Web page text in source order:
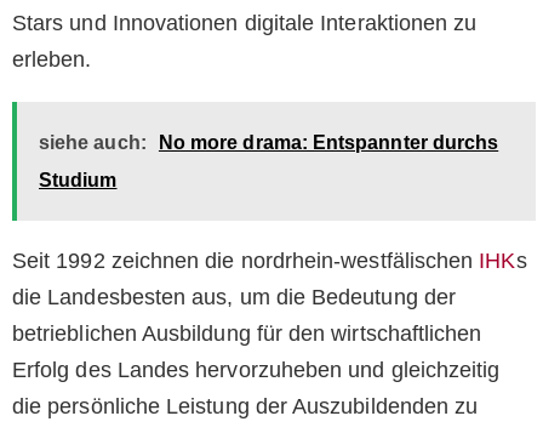
Stars und Innovationen digitale Interaktionen zu
erleben.
siehe auch:
No more drama: Entspannter durchs
Studium
Seit 1992 zeichnen die nordrhein-westfälischen IHKs
die Landesbesten aus, um die Bedeutung der
betrieblichen Ausbildung für den wirtschaftlichen
Erfolg des Landes hervorzuheben und gleichzeitig
die persönliche Leistung der Auszubildenden zu